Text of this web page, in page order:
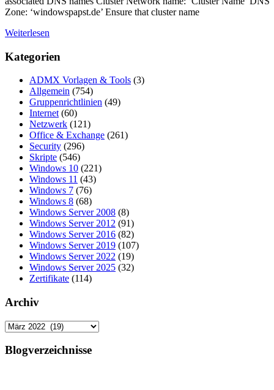
Zone: ‘windowspapst.de’ Ensure that cluster name
Weiterlesen
Kategorien
ADMX Vorlagen & Tools (3)
Allgemein (754)
Gruppenrichtlinien (49)
Internet (60)
Netzwerk (121)
Office & Exchange (261)
Security (296)
Skripte (546)
Windows 10 (221)
Windows 11 (43)
Windows 7 (76)
Windows 8 (68)
Windows Server 2008 (8)
Windows Server 2012 (91)
Windows Server 2016 (82)
Windows Server 2019 (107)
Windows Server 2022 (19)
Windows Server 2025 (32)
Zertifikate (114)
Archiv
Archiv
Blogverzeichnisse